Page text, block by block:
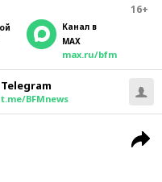
16+
Канал в
MAX
max.ru/bfm
Telegram
t.me/BFMnews